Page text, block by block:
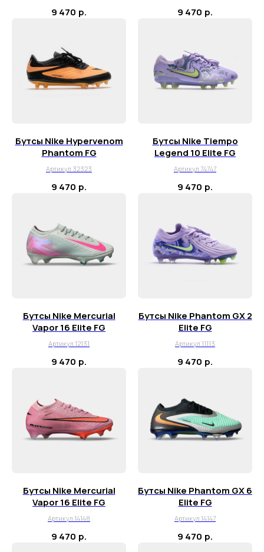
9 470 р. 9 470 р.
Бутсы Nike Hypervenom
Phantom FG
Артикул 32323
9 470 р.
Бутсы Nike Tiempo
Legend 10 Elite FG
Артикул 74747
9 470 р.
Бутсы Nike Mercurial
Vapor 16 Elite FG
Артикул 12131
9 470 р.
Бутсы Nike Phantom GX 2
Elite FG
Артикул 11113
9 470 р.
Бутсы Nike Mercurial
Vapor 16 Elite FG
Артикул 14148
9 470 р.
Бутсы Nike Phantom GX 6
Elite FG
Артикул 14147
9 470 р.
+7 995 122 30 95
Телефон службы заботы, 10:00 – 22:00
г. Сочи, ул. Навагинская, 7/3